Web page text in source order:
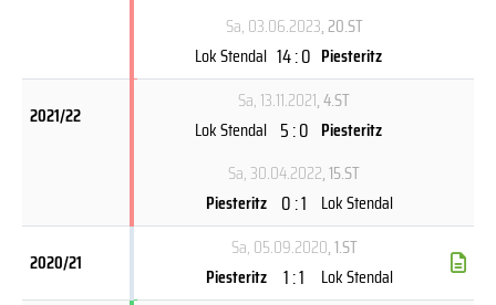
Sa, 03.06.2023, 20.ST
Lok Stendal 14 : 0 Piesteritz
2021/22
Sa, 13.11.2021, 4.ST
Lok Stendal 5 : 0 Piesteritz
Sa, 30.04.2022, 15.ST
Piesteritz 0 : 1 Lok Stendal
2020/21
Sa, 05.09.2020, 1.ST
Piesteritz 1 : 1 Lok Stendal